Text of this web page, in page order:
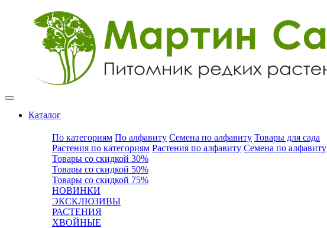
Каталог
По категориям По алфавиту Семена по алфавиту Товары для сада
Растения по категориям Растения по алфавиту Семена по алфавиту
Товары со скидкой 30%
Товары со скидкой 50%
Товары со скидкой 75%
НОВИНКИ
ЭКСКЛЮЗИВЫ
РАСТЕНИЯ
ХВОЙНЫЕ